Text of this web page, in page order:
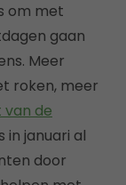
om met
gaan
Meer
roken, meer
de
in januari al
door